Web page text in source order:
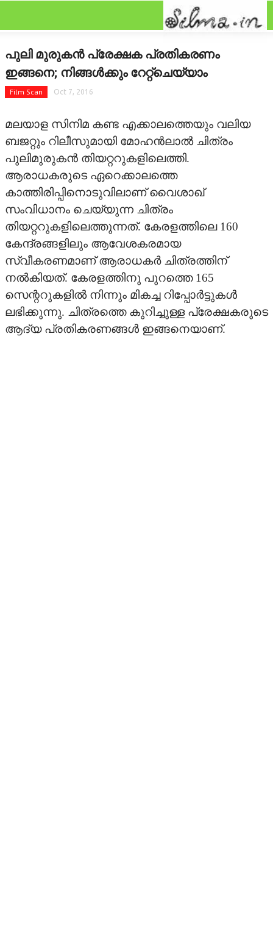
FEATURED
FILM SCAN
REVIEW
GALLERY
GOSSIPS
LATEST
NEWRELEASES
ONAM GALLERY
ONAM MOVIES
ONAM ON TV
പുലി മുരുകന്‍ പ്രേക്ഷക പ്രതികരണം
ഇങ്ങനെ; നിങ്ങള്‍ക്കും റേറ്റ്‌ചെയ്യാം
Film Scan Oct 7, 2016
മലയാള സിനിമ കണ്ട എക്കാലത്തെയും വലിയ
ബജറ്റും റിലീസുമായി മോഹന്‍ലാല്‍ ചിത്രം
പുലിമുരുകന്‍ തിയറ്ററുകളിലെത്തി.
ആരാധകരുടെ ഏറെക്കാലത്തെ
കാത്തിരിപ്പിനൊടുവിലാണ് വൈശാഖ്
സംവിധാനം ചെയ്യുന്ന ചിത്രം
തിയറ്ററുകളിലെത്തുന്നത്. കേരളത്തിലെ 160
കേന്ദ്രങ്ങളിലും ആവേശകരമായ
സ്വീകരണമാണ് ആരാധകര്‍ ചിത്രത്തിന്
നല്‍കിയത്. കേരളത്തിനു പുറത്തെ 165
സെന്ററുകളില്‍ നിന്നും മികച്ച റിപ്പോര്‍ട്ടുകള്‍
ലഭിക്കുന്നു. ചിത്രത്തെ കുറിച്ചുള്ള പ്രേക്ഷകരുടെ
ആദ്യ പ്രതികരണങ്ങള്‍ ഇങ്ങനെയാണ്.